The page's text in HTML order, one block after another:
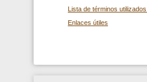
Lista de términos
Enlaces útiles